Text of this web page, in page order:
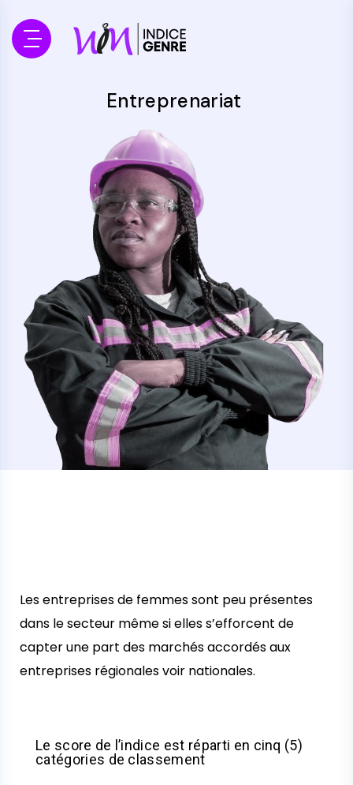
Entreprenariat
Les entreprises de femmes sont peu présentes
dans le secteur même si elles s’efforcent de
capter une part des marchés accordés aux
entreprises régionales voir nationales.
Le score de l’indice est réparti en cinq (5)
catégories de classement